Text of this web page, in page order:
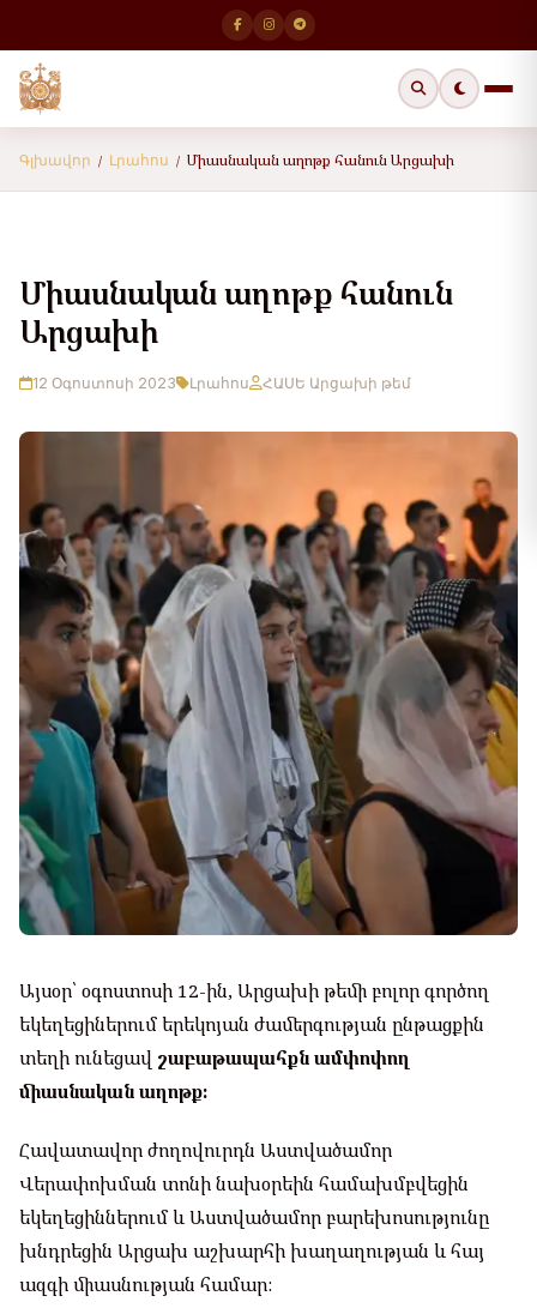
Գլխավոր / Լրահոս / Միասնական աղոթք հանուն Արցախի
Միասնական աղոթք հանուն
Արցախի
12 Օգոստոսի 2023 Լրահոս ՀԱՍԵ Արցախի թեմ
Այսօր՝ օգոստոսի 12-ին, Արցախի թեմի բոլոր գործող
եկեղեցիներում երեկոյան ժամերգության ընթացքին
տեղի ունեցավ շաբաթապահքն ամփոփող
միասնական աղոթք։
Հավատավոր ժողովուրդն Աստվածամոր
Վերափոխման տոնի նախօրեին համախմբվեցին
եկեղեցիններում և Աստվածամոր բարեխոսությունը
խնդրեցին Արցախ աշխարհի խաղաղության և հայ
ազգի միասնության համար: